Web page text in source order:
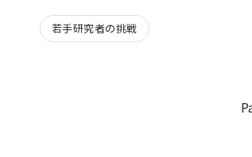
若手研究者の挑戦